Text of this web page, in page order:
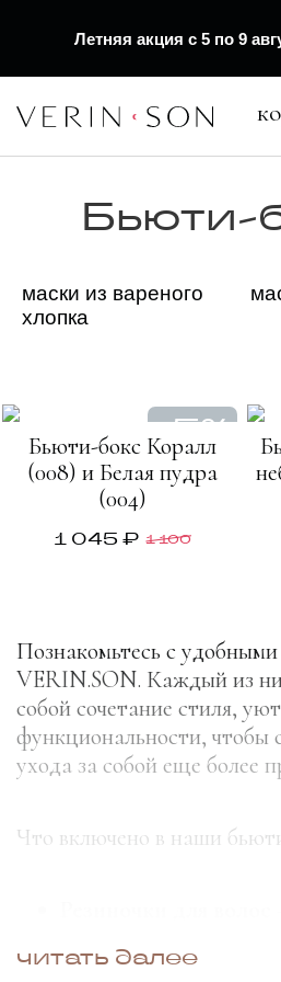
Летняя акция с 5 по 9
Бьюти-
маски из вареного
хлопка
-5%
Бьюти-бокс Коралл
(008) и Белая пудра
(004)
1 045 ₽ 1 100
Познакомьтесь с
VERIN.SON. Каждый из
собой сочетание стиля,
функциональности, чтобы
ухода за собой еще более
Что включено в наши
при этом они берегут
читать далее